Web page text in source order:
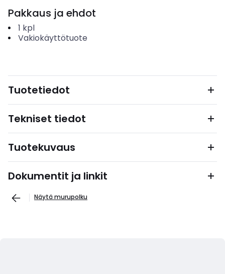
Pakkaus ja ehdot
1 kpl
Vakiokäyttötuote
Tuotetiedot
Tekniset tiedot
Tuotekuvaus
Dokumentit ja linkit
Näytä murupolku